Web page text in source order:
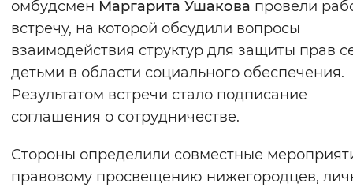
Синий фон
Изображения
Включены Выключены
Воспроизвести Остановить
омбудсмен Маргарита Ушакова провели
встречу, на которой обсудили вопросы
взаимодействия структур для защиты прав
детьми в области социального обеспечения.
Результатом встречи стало подписание
соглашения о сотрудничестве.
Стороны определили совместные
правовому просвещению нижегородцев,